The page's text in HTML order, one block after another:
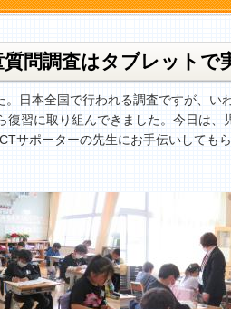
問調査はタブレットで
日本全国で行われる調査ですが、い
習に取り組んできました。今日は、
サポーターの先生にお手伝いしても